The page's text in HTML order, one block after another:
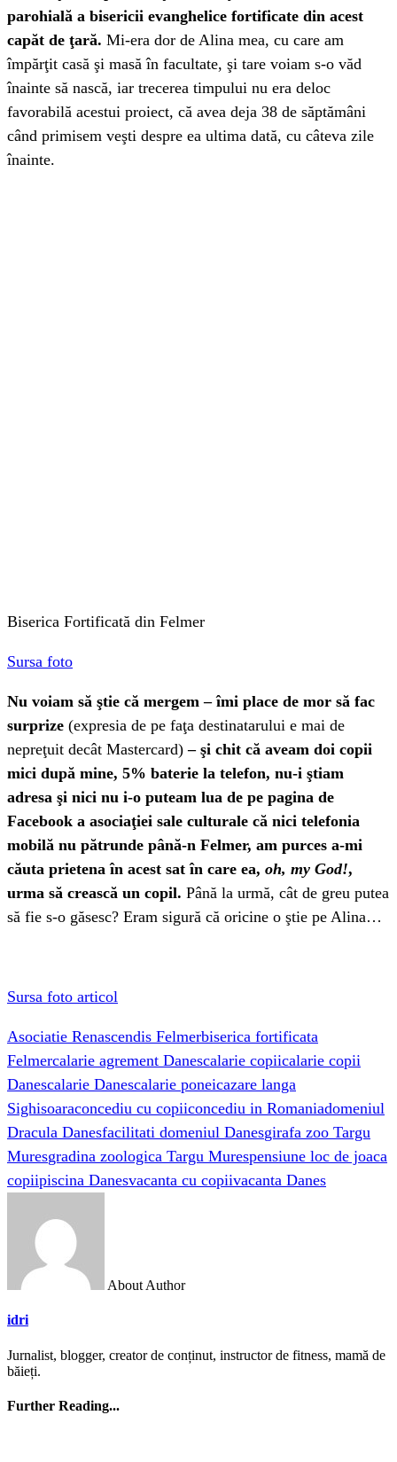
parohială a bisericii evanghelice fortificate din acest
capăt de ţară. Mi-era dor de Alina mea, cu care am
împărţit casă şi masă în facultate, şi tare voiam s-o văd
înainte să nască, iar trecerea timpului nu era deloc
favorabilă acestui proiect, că avea deja 38 de săptămâni
când primisem veşti despre ea ultima dată, cu câteva zile
înainte.
Biserica Fortificată din Felmer
Sursa foto
Nu voiam să ştie că mergem – îmi place de mor să fac
surprize (expresia de pe faţa destinatarului e mai de
nepreţuit decât Mastercard) – şi chit că aveam doi copii
mici după mine, 5% baterie la telefon, nu-i ştiam
adresa şi nici nu i-o puteam lua de pe pagina de
Facebook a asociaţiei sale culturale că nici telefonia
mobilă nu pătrunde până-n Felmer, am purces a-mi
căuta prietena în acest sat în care ea, oh, my God!,
urma să crească un copil. Până la urmă, cât de greu putea
să fie s-o găsesc? Eram sigură că oricine o ştie pe Alina…
Sursa foto articol
Asociatie Renascendis Felmerbiserica fortificata
Felmercalarie agrement Danescalarie copiicalarie copii
Danescalarie Danescalarie poneicazare langa
Sighisoaraconcediu cu copiiconcediu in Romaniadomeniul
Dracula Danesfacilitati domeniul Danesgirafa zoo Targu
Muresgradina zoologica Targu Murespensiune loc de joaca
copiipiscina Danesvacanta cu copiivacanta Danes
About Author
idri
Jurnalist, blogger, creator de conținut, instructor de fitness, mamă de
băieți.
Further Reading...